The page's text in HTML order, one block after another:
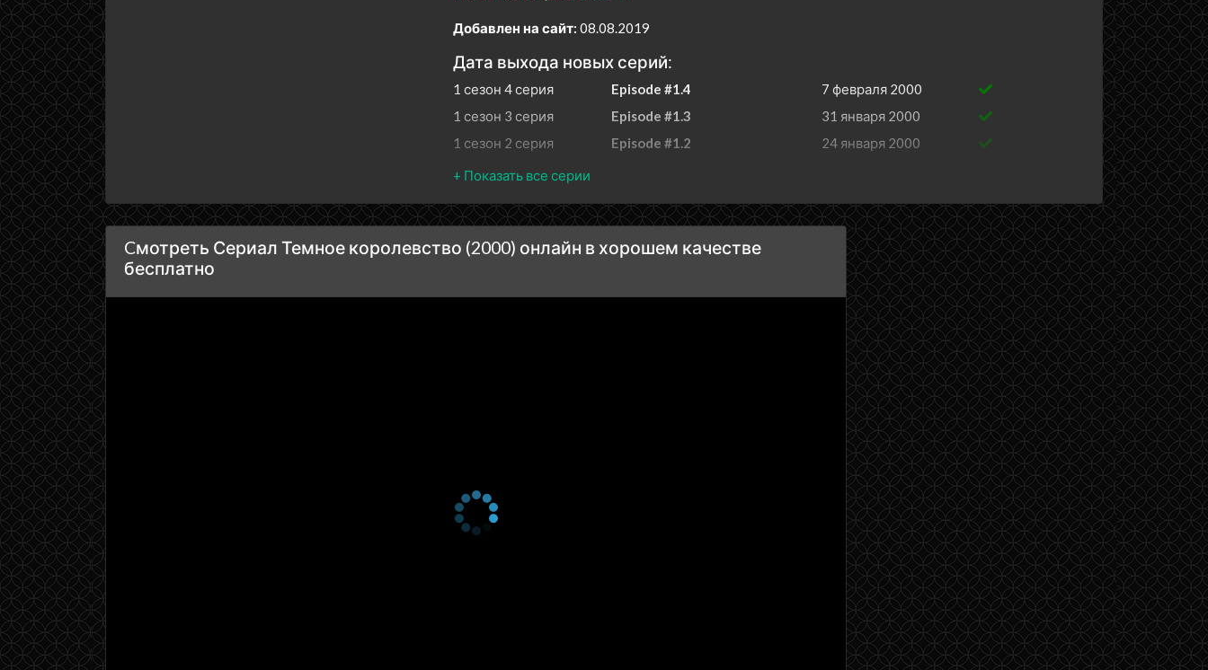
Добавлен на сайт: 08.08.2019
Дата выхода новых серий:
1 сезон 4 серия Episode #1.4
7 февраля 2000
1 сезон 3 серия
Episode #1.3
31 января 2000
1 сезон 2 серия
Episode #1.2
24 января 2000
1 сезон 1 серия
Cмотреть Сериал Темное королевство (2000) онлайн в хорошем качестве
бесплатно